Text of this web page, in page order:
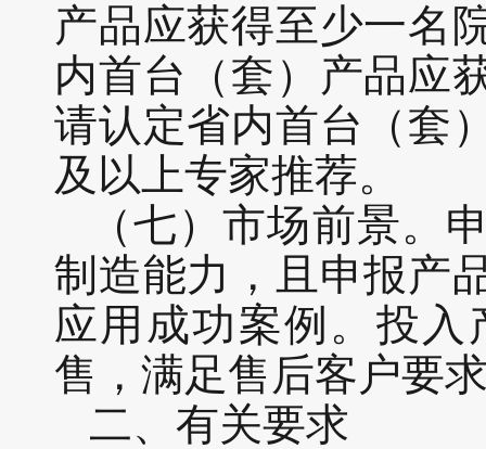
产品应获得至少一名
内首台（套）产品应
请认定省内首台（套
及以上专家推荐。
（七）市场前景。
制造能力，且申报产
应用成功案例。投
售，满足售后客户要
二、有关要求